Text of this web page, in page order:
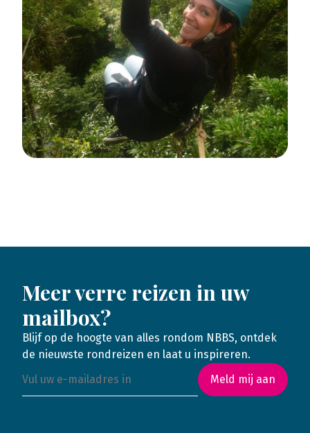
Meer verre reizen in uw
mailbox?
Blijf op de hoogte van alles rondom NBBS, ontdek
de nieuwste rondreizen en laat u inspireren.
Meld mij aan